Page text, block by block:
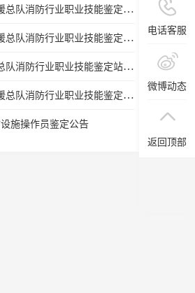
定站关于续增2026年8月下半月批次消防设施操作员鉴定考试名额的公告
能鉴定站2026年8月第二批次消防设施操作员职业技能鉴定公告
能鉴定站2026年8月上半月消防设施操作员职业技能鉴定公告
业职业技能鉴定站关于开展开放日活动的公告
施操作员鉴定公告
电话客服
微博动态
返回顶部